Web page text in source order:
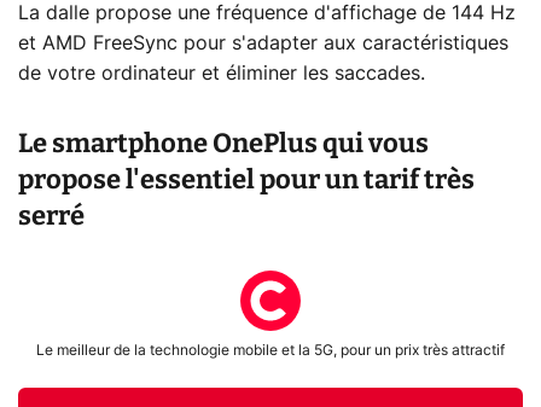
La dalle propose une fréquence d'affichage de 144 Hz
et AMD FreeSync pour s'adapter aux caractéristiques
de votre ordinateur et éliminer les saccades.
Le smartphone OnePlus qui vous
propose l'essentiel pour un tarif très
serré
Le meilleur de la technologie mobile et la 5G, pour un prix très attractif